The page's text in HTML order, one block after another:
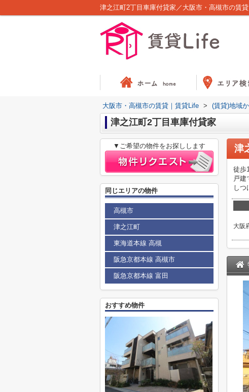
津之江町2丁目車庫付貸家／大阪市・高槻市の賃
大阪市・高槻市の賃貸｜賃貸Life > (賃貸)地域
津之江町2丁目車庫付貸家
津
徒歩
戸建
しつ
大阪
▼ご希望の物件をお探しします
同じエリアの物件
高槻市
津之江町
東海道本線 高槻
阪急京都本線 高槻市
阪急京都本線 富田
おすすめ物件